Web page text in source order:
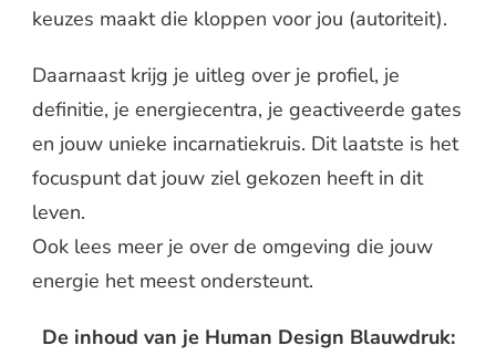
keuzes maakt die kloppen voor jou (autoriteit).
Daarnaast krijg je uitleg over je profiel, je
definitie, je energiecentra, je geactiveerde gates
en jouw unieke incarnatiekruis. Dit laatste is het
focuspunt dat jouw ziel gekozen heeft in dit
leven.
Ook lees meer je over de omgeving die jouw
energie het meest ondersteunt.
De inhoud van je Human Design Blauwdruk: